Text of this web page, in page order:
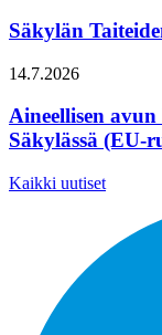
Säkylän
14.7.2026
Aineellisen
Säkylässä (EU-
Kaikki uutiset